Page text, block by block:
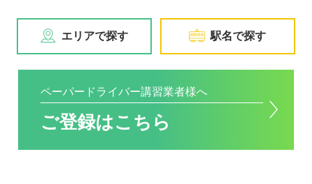
エリアで探す 駅名で探す
ペーパードライバー講習業者様へ
ご登録はこちら